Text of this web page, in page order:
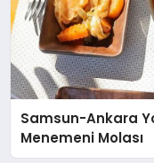
Samsun-Ankara
Menemeni Molası